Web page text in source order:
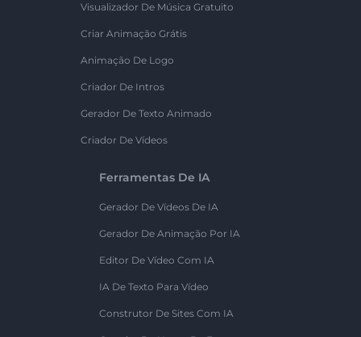
Visualizador De Música Gratuito
Criar Animação Grátis
Animação De Logo
Criador De Intros
Gerador De Texto Animado
Criador De Vídeos
Ferramentas De IA
Gerador De Vídeos De IA
Gerador De Animação Por IA
Editor De Vídeo Com IA
IA De Texto Para Vídeo
Construtor De Sites Com IA